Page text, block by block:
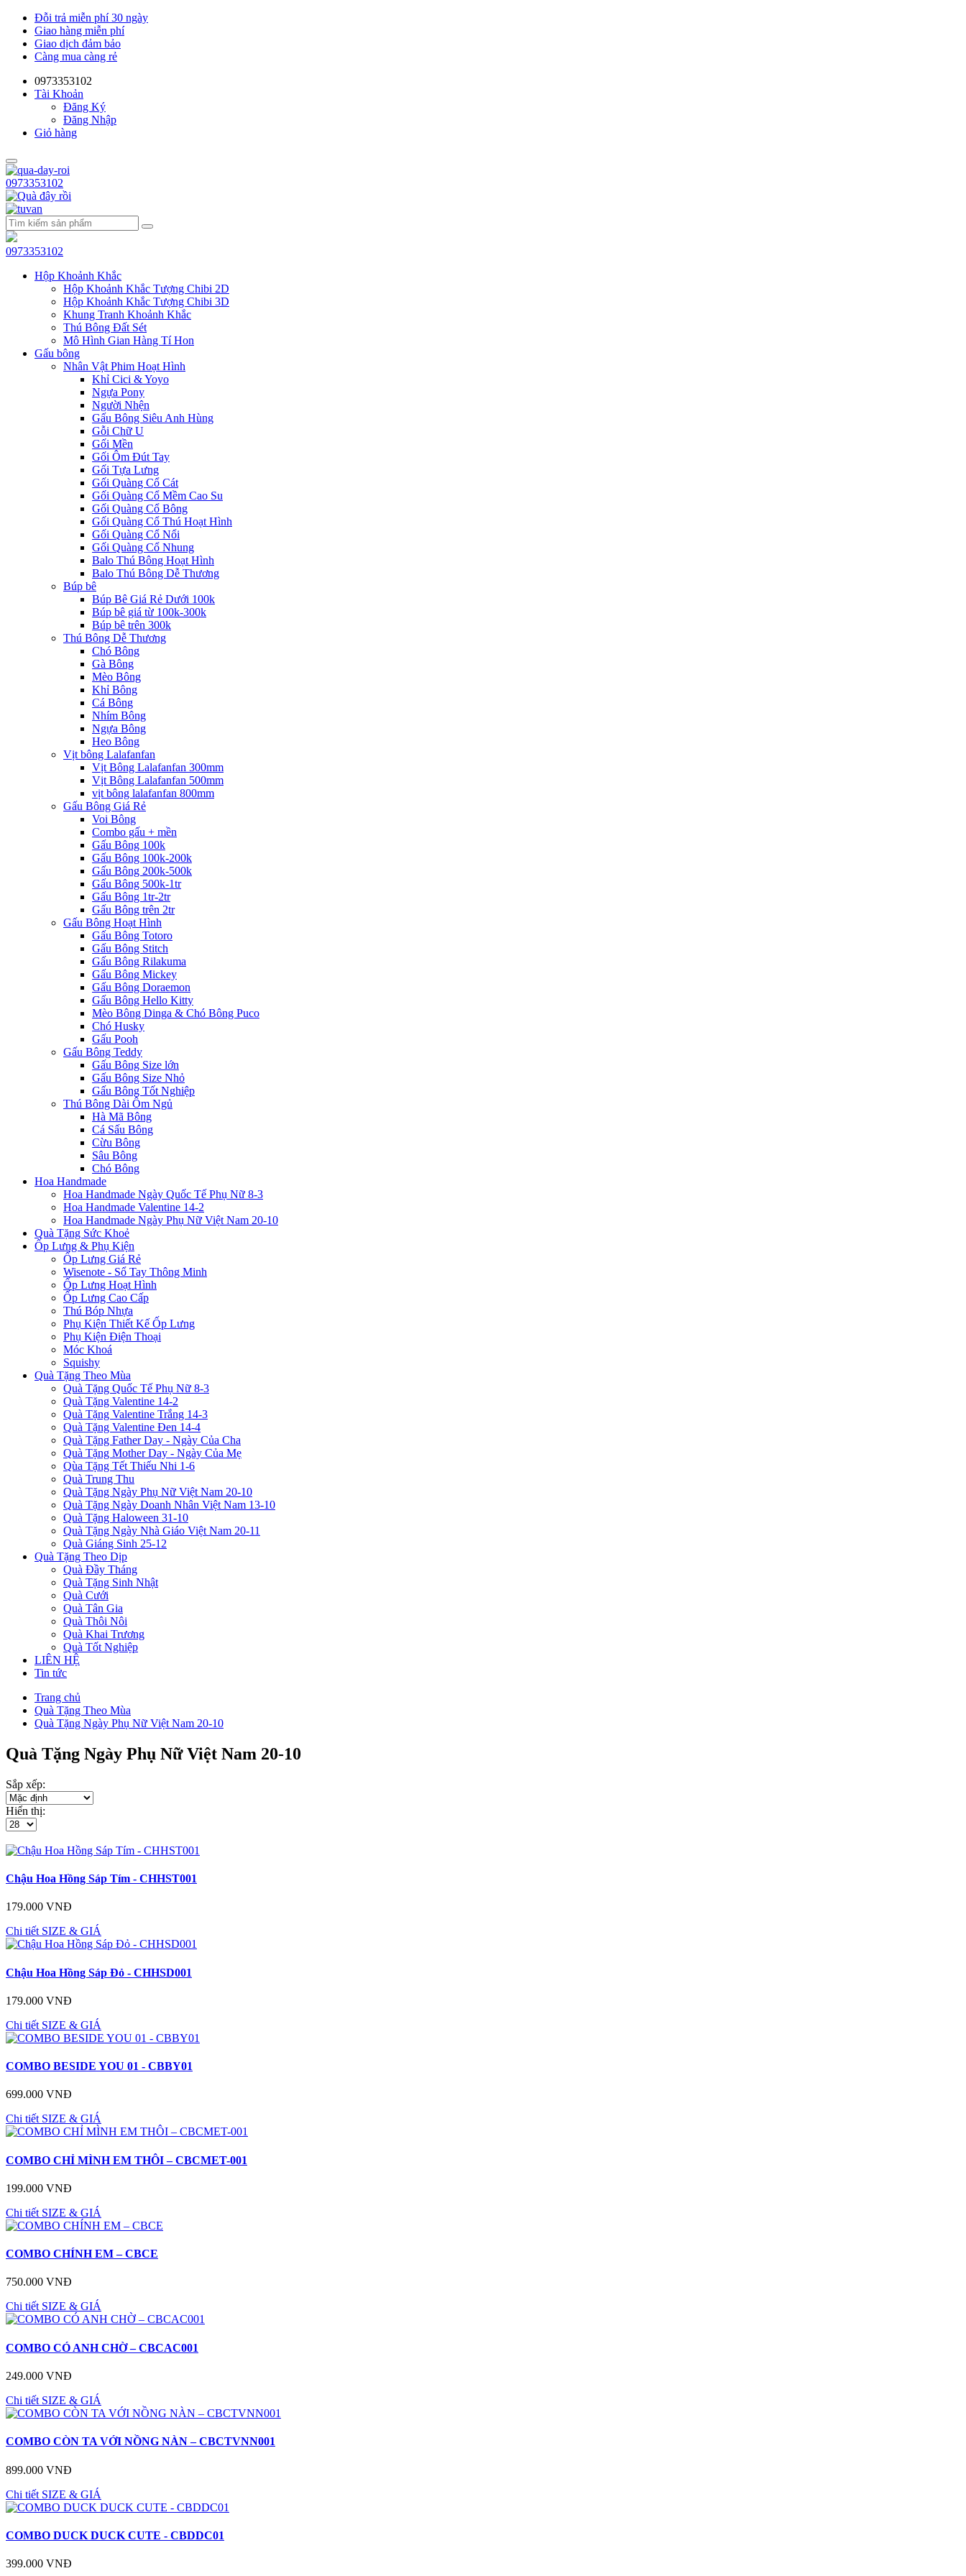
Đỗi trả miễn phí 30 ngày
Giao hàng miễn phí
Giao dịch đảm bảo
Càng mua càng rẻ
0973353102
Tài Khoản
Đăng Ký
Đăng Nhập
Giỏ hàng
0973353102
0973353102
Hộp Khoảnh Khắc
Hộp Khoảnh Khắc Tượng Chibi 2D
Hộp Khoảnh Khắc Tượng Chibi 3D
Khung Tranh Khoảnh Khắc
Thú Bông Đất Sét
Mô Hình Gian Hàng Tí Hon
Gấu bông
Nhân Vật Phim Hoạt Hình
Khỉ Cici & Yoyo
Ngựa Pony
Người Nhện
Gấu Bông Siêu Anh Hùng
Gỗi Chữ U
Gối Mền
Gối Ôm Đút Tay
Gối Tựa Lưng
Gối Quàng Cổ Cát
Gối Quàng Cổ Mềm Cao Su
Gối Quàng Cổ Bông
Gối Quàng Cổ Thú Hoạt Hình
Gối Quàng Cổ Nổi
Gối Quàng Cổ Nhung
Balo Thú Bông Hoạt Hình
Balo Thú Bông Dễ Thương
Búp bê
Búp Bê Giá Rẻ Dưới 100k
Búp bê giá từ 100k-300k
Búp bê trên 300k
Thú Bông Dễ Thương
Chó Bông
Gà Bông
Mèo Bông
Khỉ Bông
Cá Bông
Nhím Bông
Ngựa Bông
Heo Bông
Vịt bông Lalafanfan
Vịt Bông Lalafanfan 300mm
Vịt Bông Lalafanfan 500mm
vịt bông lalafanfan 800mm
Gấu Bông Giá Rẻ
Voi Bông
Combo gấu + mền
Gấu Bông 100k
Gấu Bông 100k-200k
Gấu Bông 200k-500k
Gấu Bông 500k-1tr
Gấu Bông 1tr-2tr
Gấu Bông trên 2tr
Gấu Bông Hoạt Hình
Gấu Bông Totoro
Gấu Bông Stitch
Gấu Bông Rilakuma
Gấu Bông Mickey
Gấu Bông Doraemon
Gấu Bông Hello Kitty
Mèo Bông Dinga & Chó Bông Puco
Chó Husky
Gấu Pooh
Gấu Bông Teddy
Gấu Bông Size lớn
Gấu Bông Size Nhỏ
Gấu Bông Tốt Nghiệp
Thú Bông Dài Ôm Ngủ
Hà Mã Bông
Cá Sấu Bông
Cừu Bông
Sâu Bông
Chó Bông
Hoa Handmade
Hoa Handmade Ngày Quốc Tế Phụ Nữ 8-3
Hoa Handmade Valentine 14-2
Hoa Handmade Ngày Phụ Nữ Việt Nam 20-10
Quà Tặng Sức Khoẻ
Ốp Lưng & Phụ Kiện
Ốp Lưng Giá Rẻ
Wisenote - Sổ Tay Thông Minh
Ốp Lưng Hoạt Hình
Ốp Lưng Cao Cấp
Thú Bóp Nhựa
Phụ Kiện Thiết Kế Ốp Lưng
Phụ Kiện Điện Thoại
Móc Khoá
Squishy
Quà Tặng Theo Mùa
Quà Tặng Quốc Tế Phụ Nữ 8-3
Quà Tặng Valentine 14-2
Quà Tặng Valentine Trắng 14-3
Quà Tặng Valentine Đen 14-4
Quà Tặng Father Day - Ngày Của Cha
Quà Tặng Mother Day - Ngày Của Mẹ
Qùa Tặng Tết Thiếu Nhi 1-6
Quà Trung Thu
Quà Tặng Ngày Phụ Nữ Việt Nam 20-10
Quà Tặng Ngày Doanh Nhân Việt Nam 13-10
Quà Tặng Haloween 31-10
Quà Tặng Ngày Nhà Giáo Việt Nam 20-11
Quà Giáng Sinh 25-12
Quà Tặng Theo Dịp
Quà Đầy Tháng
Quà Tặng Sinh Nhật
Quà Cưới
Quà Tân Gia
Quà Thôi Nôi
Quà Khai Trương
Quà Tốt Nghiệp
LIÊN HỆ
Tin tức
Trang chủ
Quà Tặng Theo Mùa
Quà Tặng Ngày Phụ Nữ Việt Nam 20-10
Quà Tặng Ngày Phụ Nữ Việt Nam 20-10
Sắp xếp:
Hiển thị:
Chậu Hoa Hồng Sáp Tím - CHHST001
179.000 VNĐ
Chi tiết SIZE & GIÁ
Chậu Hoa Hồng Sáp Đỏ - CHHSD001
179.000 VNĐ
Chi tiết SIZE & GIÁ
COMBO BESIDE YOU 01 - CBBY01
699.000 VNĐ
Chi tiết SIZE & GIÁ
COMBO CHỈ MÌNH EM THÔI – CBCMET-001
199.000 VNĐ
Chi tiết SIZE & GIÁ
COMBO CHÍNH EM – CBCE
750.000 VNĐ
Chi tiết SIZE & GIÁ
COMBO CÓ ANH CHỜ – CBCAC001
249.000 VNĐ
Chi tiết SIZE & GIÁ
COMBO CÒN TA VỚI NỒNG NÀN – CBCTVNN001
899.000 VNĐ
Chi tiết SIZE & GIÁ
COMBO DUCK DUCK CUTE - CBDDC01
399.000 VNĐ